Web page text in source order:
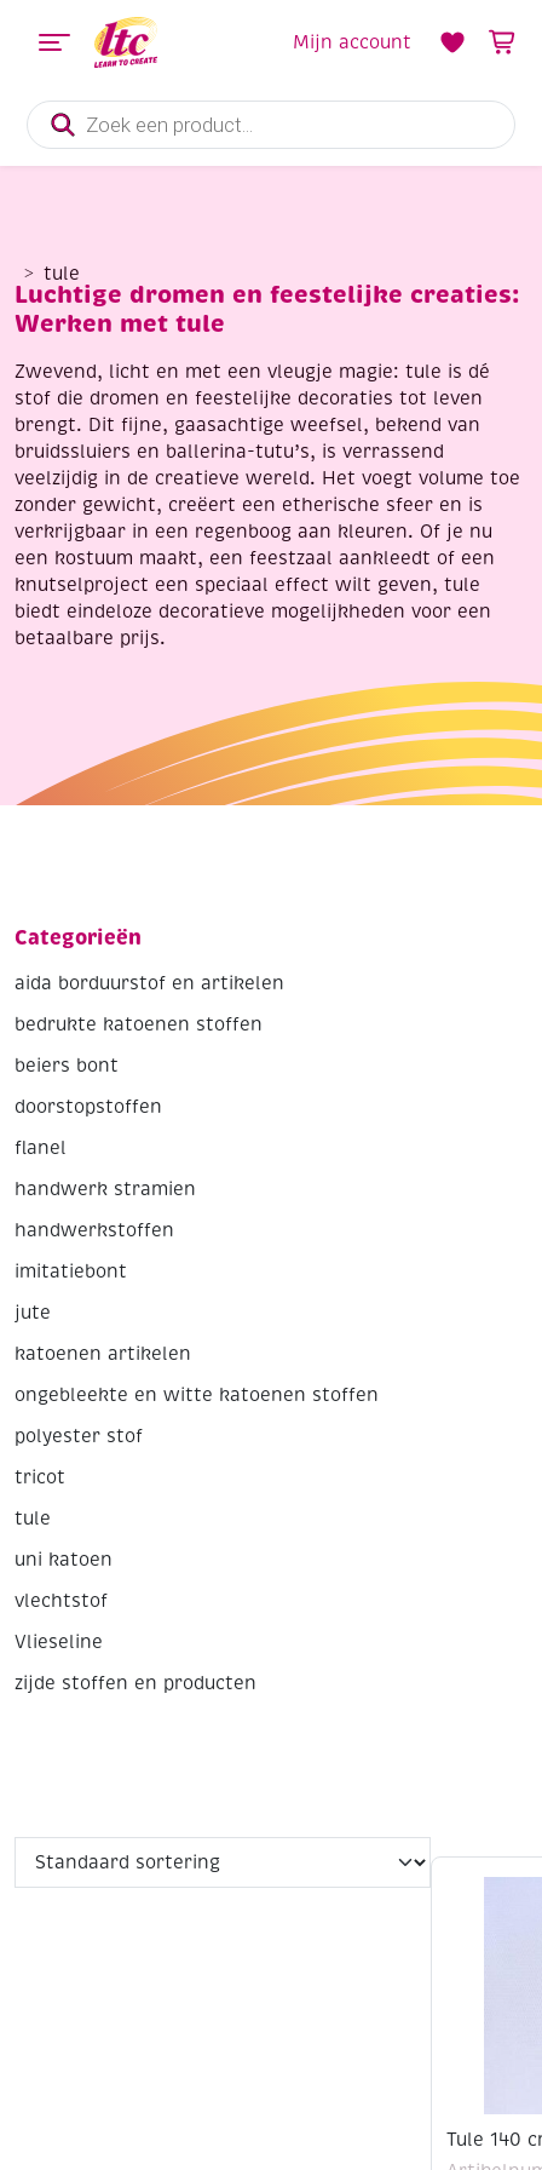
Producten
zoeken
Mijn account
tule
Luchtige dromen en feestelijke creaties:
Werken met tule
Zwevend, licht en met een vleugje magie: tule is dé
stof die dromen en feestelijke decoraties tot leven
brengt. Dit fijne, gaasachtige weefsel, bekend van
bruidssluiers en ballerina-tutu’s, is verrassend
veelzijdig in de creatieve wereld. Het voegt volume toe
zonder gewicht, creëert een etherische sfeer en is
verkrijgbaar in een regenboog aan kleuren. Of je nu
een kostuum maakt, een feestzaal aankleedt of een
knutselproject een speciaal effect wilt geven, tule
biedt eindeloze decoratieve mogelijkheden voor een
betaalbare prijs.
Categorieën
aida borduurstof en artikelen
bedrukte katoenen stoffen
beiers bont
doorstopstoffen
flanel
handwerk stramien
handwerkstoffen
imitatiebont
jute
katoenen artikelen
ongebleekte en witte katoenen stoffen
polyester stof
tricot
tule
uni katoen
vlechtstof
Vlieseline
zijde stoffen en producten
Tule 140